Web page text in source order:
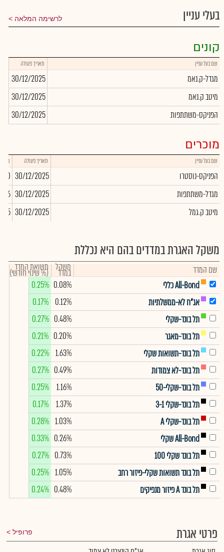
בעלי עניין לרשימה המלאה
קונים
שם בעל עניין תאריך פעולה
מגדל-ק.נאמ 30/12/2025
מיטב ק.נאמ
30/12/2025
הפניקס-משתתפות
30/12/2025
מוכרים
שם בעל עניין תאריך פעולה כמות
הפניקס-נוסטרו 30/12/2025
מגדל-משתתפות
30/12/2025
מיטב ק.גמל
30/12/2025
משקל האגרת במדדים בהם היא נכללת
שם המדד משקל
במדד תשואת המדד
(% שינוי חודשי)
All-Bond כללי
0.08%
0.25%
אג"ח לא-ממשלתיות
0.12%
0.17%
תל בונד-שקלי
0.48%
0.27%
תל בונד-מאגר
0.20%
0.21%
תל בונד-תשואות שקלי
1.63%
0.22%
תל בונד-לא צמודות
0.49%
0.27%
תל בונד-שקלי-50
1.16%
0.25%
תל בונד-שקלי 3-1
1.37%
0.17%
תל בונד-שקלי A
1.03%
0.28%
All-Bond שקלי
0.26%
0.33%
תל בונד שקלי 100
0.73%
0.27%
תל בונד תשואות שקלי-פיזור רחב
1.05%
0.25%
תל בונד A פיזור מנפיקים
0.48%
0.24%
פרטי אגרת פרופיל